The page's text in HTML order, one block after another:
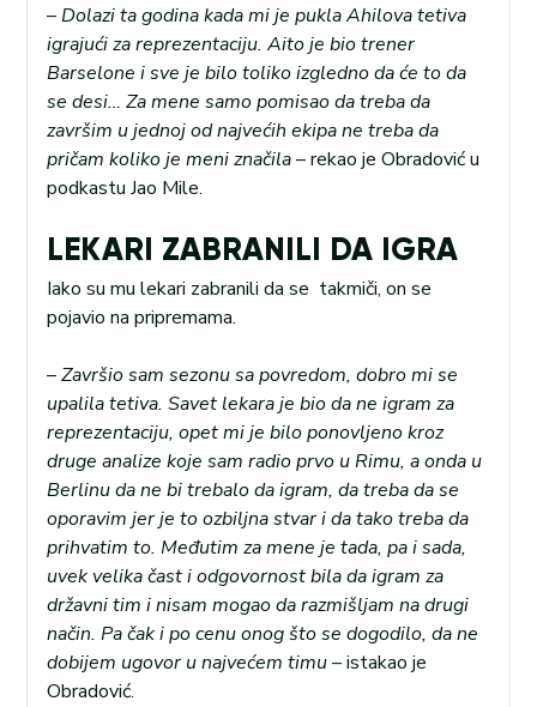
–Dolazi ta godina kada mi je pukla Ahilova tetiva
igrajući za reprezentaciju. Aito je bio trener
Barselone i sve je bilo toliko izgledno da će to da
se desi… Za mene samo pomisao da treba da
završim u jednoj od najvećih ekipa ne treba da
pričam koliko je meni značila– rekao je Obradović u
podkastu Jao Mile.
LEKARI ZABRANILI DA IGRA
Iako su mu lekari zabranili da se takmiči, on se
pojavio na pripremama.
–Završio sam sezonu sa povredom, dobro mi se
upalila tetiva. Savet lekara je bio da ne igram za
reprezentaciju, opet mi je bilo ponovljeno kroz
druge analize koje sam radio prvo u Rimu, a onda u
Berlinu da ne bi trebalo da igram, da treba da se
oporavim jer je to ozbiljna stvar i da tako treba da
prihvatim to. Međutim za mene je tada, pa i sada,
uvek velika čast i odgovornost bila da igram za
državni tim i nisam mogao da razmišljam na drugi
način. Pa čak i po cenu onog što se dogodilo, da ne
dobijem ugovor u najvećem timu– istakao je
Obradović.